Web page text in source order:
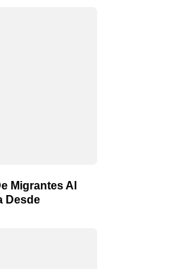
Migrantes Al
Desde